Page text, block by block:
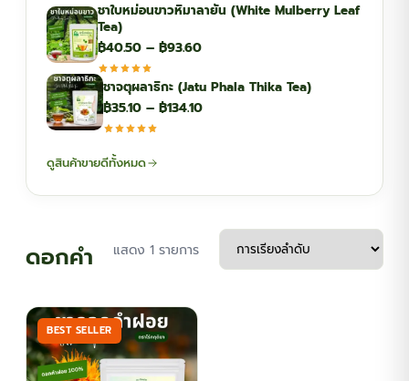
฿44.10
฿116.10
ชาใบหม่อนขาวหิมาลายัน (White Mulberry Leaf
Tea)
฿40.50 – ฿93.60Price
฿40.50
through
ชาจตุผลาธิกะ (Jatu Phala Thika Tea)
฿35.10 – ฿134.10Price
ดูสินค้าขายดีทั้งหมด
ดอกคำ แสดง 1 รายการ
BEST SELLER